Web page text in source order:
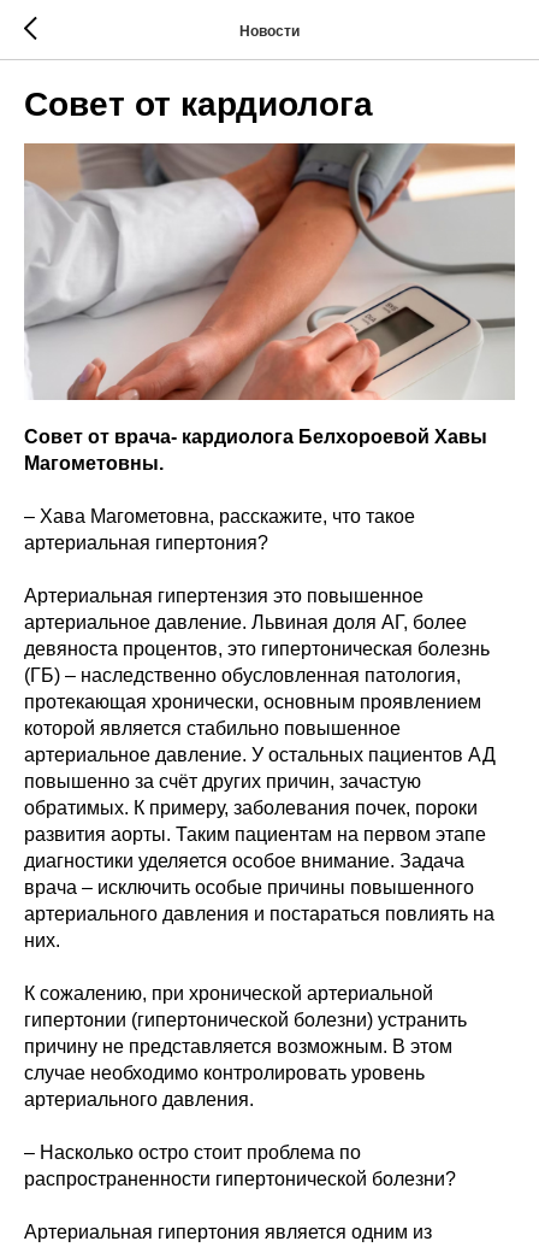
Новости
Совет от кардиолога
Совет от врача- кардиолога Белхороевой Хавы
Магометовны.
– Хава Магометовна, расскажите, что такое
артериальная гипертония?
Артериальная гипертензия это повышенное
артериальное давление. Львиная доля АГ, более
девяноста процентов, это гипертоническая болезнь
(ГБ) – наследственно обусловленная патология,
протекающая хронически, основным проявлением
которой является стабильно повышенное
артериальное давление. У остальных пациентов АД
повышенно за счёт других причин, зачастую
обратимых. К примеру, заболевания почек, пороки
развития аорты. Таким пациентам на первом этапе
диагностики уделяется особое внимание. Задача
врача – исключить особые причины повышенного
артериального давления и постараться повлиять на
них.
К сожалению, при хронической артериальной
гипертонии (гипертонической болезни) устранить
причину не представляется возможным. В этом
случае необходимо контролировать уровень
артериального давления.
– Насколько остро стоит проблема по
распространенности гипертонической болезни?
Артериальная гипертония является одним из